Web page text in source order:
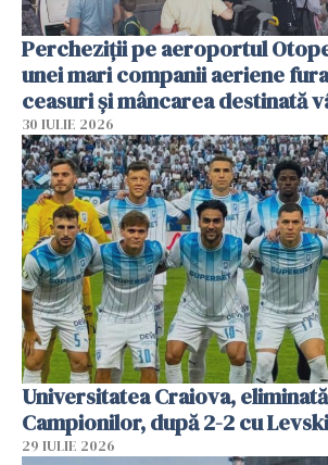
Percheziții pe aeroportul
unei mari companii aeriene
ceasuri și mâncarea destinată
30 IULIE 2026
Universitatea Craiova,
Campionilor, după 2-2 cu
29 IULIE 2026